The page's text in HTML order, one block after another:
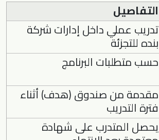
التفاصيل
تدريب عملي داخل إدارات شركة
بنده للتجزئة
حسب متطلبات البرنامج
مقدمة من صندوق (هدف) أثناء
فترة التدريب
يحصل المتدرب على شهادة